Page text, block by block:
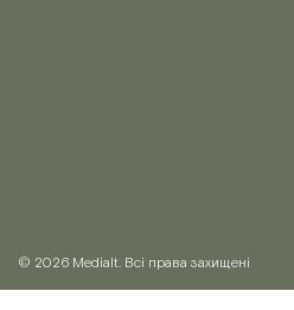
© 2026 Medialt. Всі права захищені